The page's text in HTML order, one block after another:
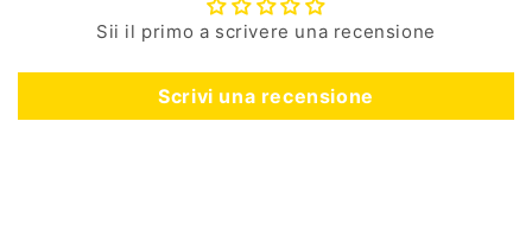
Sii il primo a scrivere una recensione
Scrivi una recensione